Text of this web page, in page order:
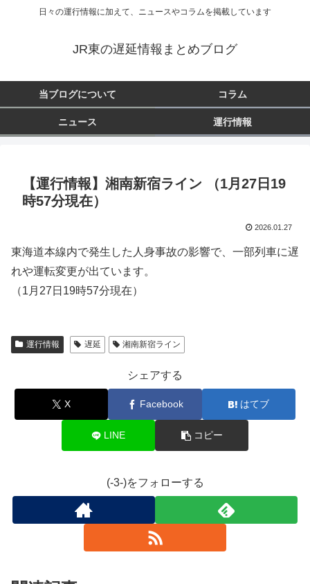
日々の運行情報に加えて、ニュースやコラムを掲載しています
JR東の遅延情報まとめブログ
当ブログについて コラム
ニュース 運行情報
【運行情報】湘南新宿ライン （1月27日19
時57分現在）
2026.01.27
東海道本線内で発生した人身事故の影響で、一部列車に遅
れや運転変更が出ています。
（1月27日19時57分現在）
運行情報 遅延 湘南新宿ライン
シェアする
X Facebook はてブ
LINE コピー
(-3-)をフォローする